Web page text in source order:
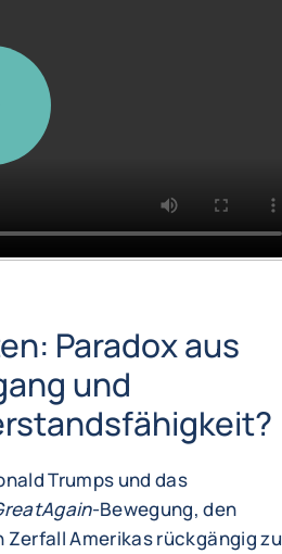
Paradox aus
und
Trumps und das
Again-Bewegung, den
Amerikas rückgängig zu